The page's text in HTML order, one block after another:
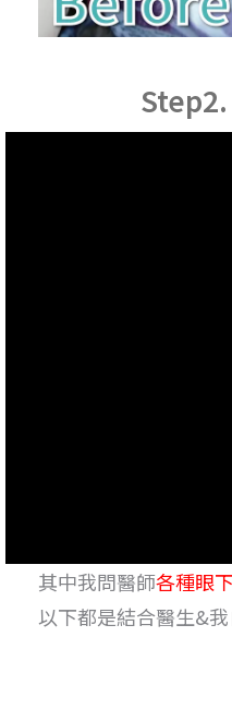
其中我問醫師各種眼
以下都是結合醫生&